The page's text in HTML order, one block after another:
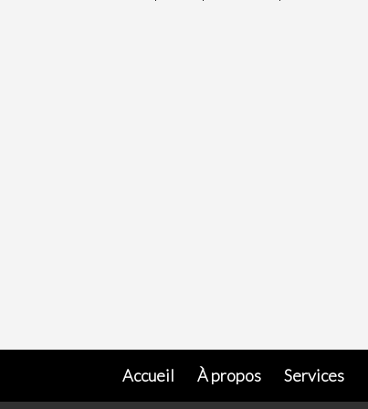
Accueil À propos Services